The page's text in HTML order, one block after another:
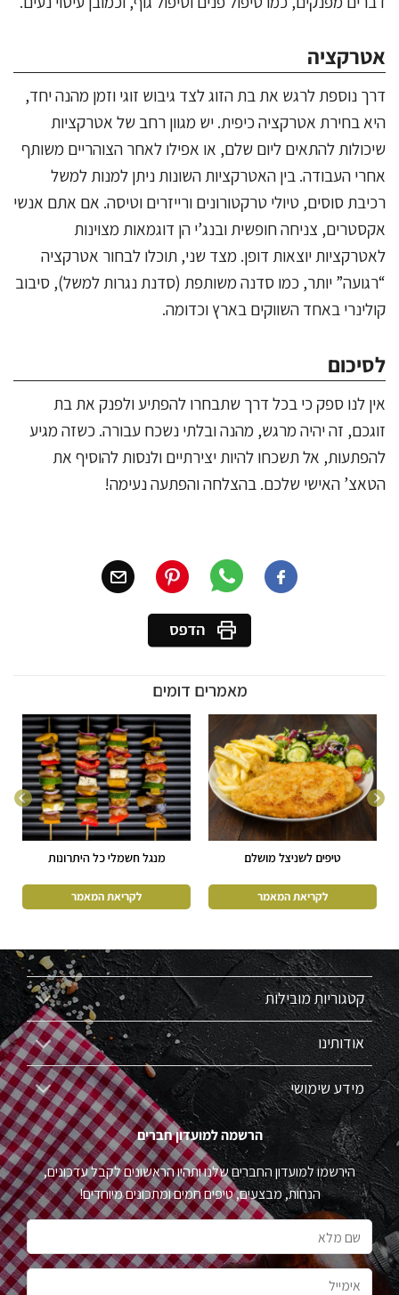
אטרקציה
דרך נוספת לרגש את בת הזוג לצד גיבוש זוגי וזמן מהנה יחד,
היא בחירת אטרקציה כיפית. יש מגוון רחב של אטרקציות
שיכולות להתאים ליום שלם, או אפילו לאחר הצוהריים משותף
אחרי העבודה. בין האטרקציות השונות ניתן למנות למשל
רכיבת סוסים, טיולי טרקטורונים ורייזרים וטיסה. אם אתם אנשי
אקסטרים, צניחה חופשית ובנג’י הן דוגמאות מצוינות
לאטרקציות יוצאות דופן. מצד שני, תוכלו לבחור אטרקציה
“רגועה” יותר, כמו סדנה משותפת (סדנת נגרות למשל), סיבוב
קולינרי באחד השווקים בארץ וכדומה.
לסיכום
אין לנו ספק כי בכל דרך שתבחרו להפתיע ולפנק את בת
זוגכם, זה יהיה מרגש, מהנה ובלתי נשכח עבורה. כשזה מגיע
להפתעות, אל תשכחו להיות יצירתיים ולנסות להוסיף את
הטאצ’ האישי שלכם. בהצלחה והפתעה נעימה!
מאמרים דומים
טיפים לשניצל מושלם מנגל חשמלי כל היתרונות
קטגוריות מובילות
אודותינו
מידע שימושי
הרשמה למועדון חברים
הירשמו למועדון החברים שלנו ותהיו הראשונים לקבל עדכונים,
הנחות, מבצעים, טיפים חמים ומתכונים מיוחדים!